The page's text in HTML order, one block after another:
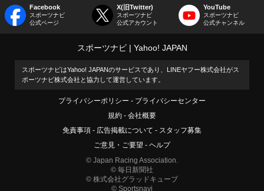
Facebook
スポーツナビ
公式ページ
X(旧Twitter)
スポーツナビ
公式アカウント
YouTube
スポーツナビ
公式チャンネル
スポーツナビ Yahoo! JAPAN
スポーツナビはYahoo! JAPANのサービスであり、LINEヤフー株式会社がス
ポーツナビ株式会社と協力して運営しています。
プライバシーポリシー
プライバシーセンター
規約
会社概要
免責事項
広告掲載について
スタッフ募集
ご意見・ご要望
ヘルプ
© Japan Racing Association.
© 毎日新聞社
© 株式会社グラッドキューブ
© Sportsnavi